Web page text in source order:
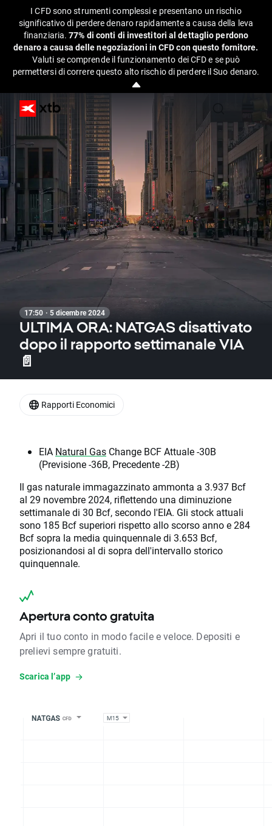
I CFD sono strumenti complessi e presentano un rischio
significativo di perdere denaro rapidamente a causa della leva
finanziaria.77% di conti di investitori al dettaglio perdono
denaro a causa delle negoziazioni in CFD con questo fornitore.
Valuti se comprende il funzionamento dei CFD e se può
permettersi di correre questo alto rischio di perdere il Suo denaro.
17:50 · 5 dicembre 2024
ULTIMA ORA: NATGAS disattivato
dopo il rapporto settimanale VIA
📄
EIA Natural Gas Change BCF Attuale -30B
(Previsione -36B, Precedente -2B)
Il gas naturale immagazzinato ammonta a 3.937 Bcf
al 29 novembre 2024, riflettendo una diminuzione
settimanale di 30 Bcf, secondo l'EIA. Gli stock attuali
sono 185 Bcf superiori rispetto allo scorso anno e 284
Bcf sopra la media quinquennale di 3.653 Bcf,
posizionandosi al di sopra dell'intervallo storico
quinquennale.
Apertura conto gratuita
Apri il tuo conto in modo facile e veloce. Depositi e
prelievi sempre gratuiti.
Scarica l’app
Rapporti Economici